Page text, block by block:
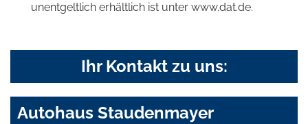
unentgeltlich erhältlich ist unter www.dat.de.
Ihr Kontakt zu uns:
Autohaus Staudenmayer